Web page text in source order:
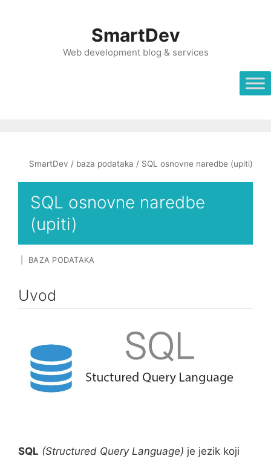
SmartDev
Web development blog & services
SmartDev / baza podataka / SQL osnovne naredbe (upiti)
SQL osnovne naredbe
(upiti)
| BAZA PODATAKA
Uvod
SQL (Structured Query Language) je jezik koji